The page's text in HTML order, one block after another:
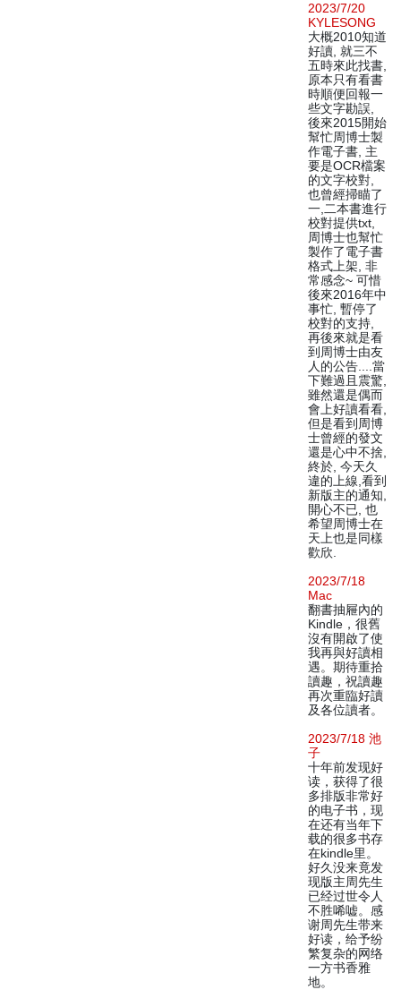
2023/7/20
KYLESONG
大概2010知道
好讀, 就三不
五時來此找書,
原本只有看書
時順便回報一
些文字勘誤,
後來2015開始
幫忙周博士製
作電子書, 主
要是OCR檔案
的文字校對,
也曾經掃瞄了
一,二本書進行
校對提供txt,
周博士也幫忙
製作了電子書
格式上架, 非
常感念~ 可惜
後來2016年中
事忙, 暫停了
校對的支持,
再後來就是看
到周博士由友
人的公告....當
下難過且震驚,
雖然還是偶而
會上好讀看看,
但是看到周博
士曾經的發文
還是心中不捨,
終於, 今天久
違的上線,看到
新版主的通知,
開心不已, 也
希望周博士在
天上也是同樣
歡欣.
2023/7/18
Mac
翻書抽屜內的
Kindle，很舊
沒有開啟了使
我再與好讀相
遇。期待重拾
讀趣，祝讀趣
再次重臨好讀
及各位讀者。
2023/7/18 池
子
十年前发现好
读，获得了很
多排版非常好
的电子书，现
在还有当年下
载的很多书存
在kindle里。
好久没来竟发
现版主周先生
已经过世令人
不胜唏嘘。感
谢周先生带来
好读，给予纷
繁复杂的网络
一方书香雅
地。